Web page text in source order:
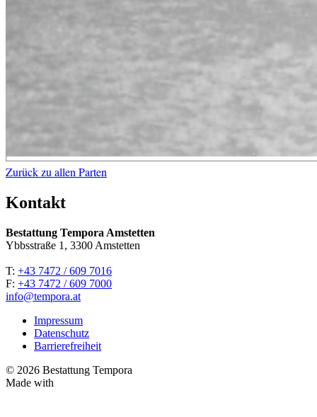
Zurück zu allen Parten
Kontakt
Bestattung Tempora Amstetten
Ybbsstraße 1, 3300 Amstetten
T: +43 7472 / 609 7016
F: +43 7472 / 609 7000
info@tempora.at
Impressum
Datenschutz
Barrierefreiheit
© 2026 Bestattung Tempora
Made with